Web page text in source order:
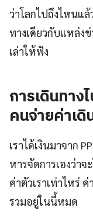
ว่าโลกไปถึงไหนแ
ทางเดียวกับแหล่งข่
เล่าให้ฟัง
การเดินทาง
คนจ่ายค่าเ
เราได้เงินมาจาก
หารจัดการเองว่า
ค่าตัวเราเท่าไหร่
รวมอยู่ในนี้หมด